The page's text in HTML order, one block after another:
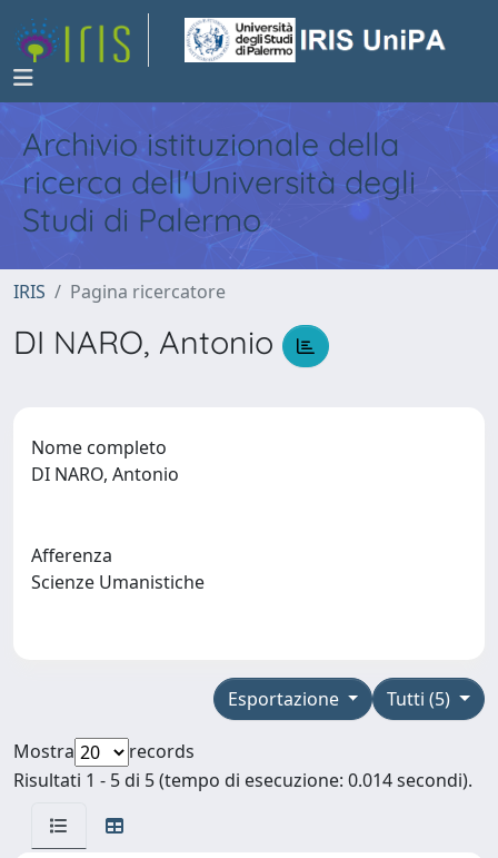
Archivio istituzionale della
ricerca dell'Università degli
Studi di Palermo
IRIS Pagina ricercatore
DI NARO, Antonio
Nome completo
DI NARO, Antonio
Afferenza
Scienze Umanistiche
Tutti (5)
Esportazione
Mostra
records
Risultati 1 - 5 di 5 (tempo di esecuzione: 0.014 secondi).